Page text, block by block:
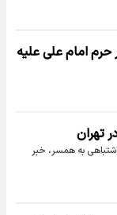
امام علی علیه
تهران
به همسر، خبر